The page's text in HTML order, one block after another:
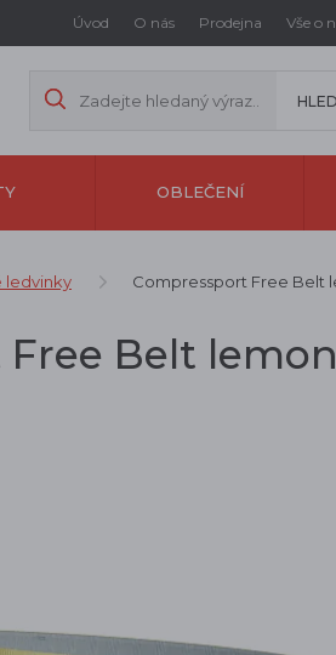
Úvod O nás Prodejna Vše o
OBLEČENÍ
ledvinky Compressport Free Belt
Belt